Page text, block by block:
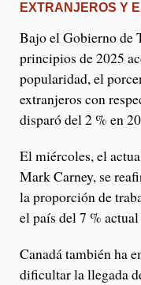
EXTRANJEROS Y
Bajo el Gobierno de
principios de 2025
popularidad, el
extranjeros con
disparó del 2 % en
El miércoles, el
Mark Carney, se
la proporción de
el país del 7 %
Canadá también ha
dificultar la llegada